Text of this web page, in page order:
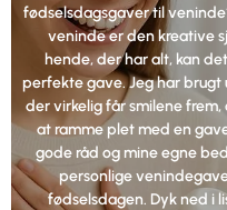
fødselsdagsgaver til
veninde er den kreative
hende, der har alt, kan
perfekte gave. Jeg har
der virkelig får smilene
at ramme plet med en
gode råd og mine egne
personlige
fødselsdagen. Dyk ned i